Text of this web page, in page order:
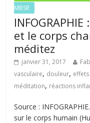
MBSR
et le corps
méditez
janvier 31, 2017
vasculaire, douleur,
méditation, réactions
Source :
sur le corps humain